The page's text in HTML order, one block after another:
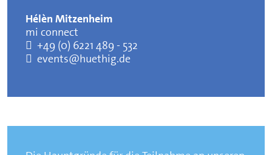
Hélèn Mitzenheim
mi connect
+49 (0) 6221 489 - 532
events@huethig.de